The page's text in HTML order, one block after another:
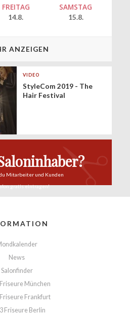
FREITAG
14.8.
SAMSTAG
15.8.
ANZEIGEN
VIDEO
StyleCom 2019 - The
Hair Festival
Mitarbeiter und Kunden
gratis eintragen!
News
Salonfinder
München
Frankfurt
Friseure Berlin